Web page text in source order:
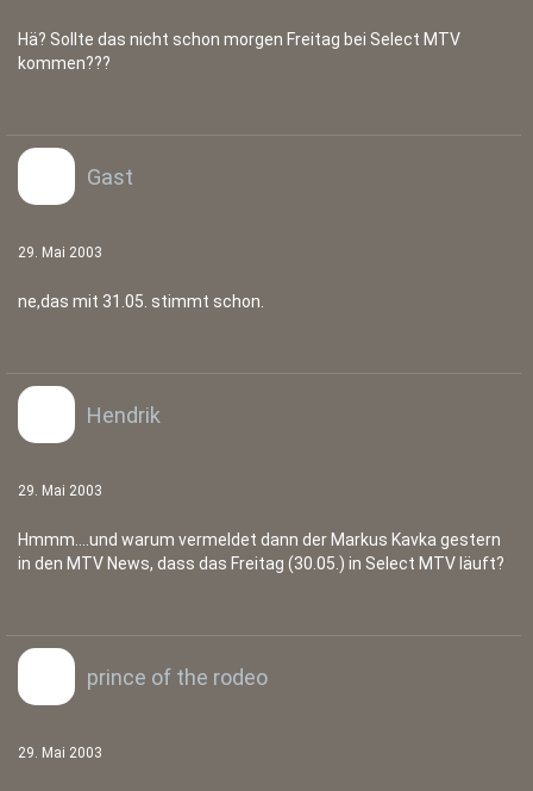
Hä? Sollte das nicht schon morgen Freitag bei Select MTV
kommen???
Gast
29. Mai 2003
ne,das mit 31.05. stimmt schon.
Hendrik
29. Mai 2003
Hmmm....und warum vermeldet dann der Markus Kavka gestern
in den MTV News, dass das Freitag (30.05.) in Select MTV läuft?
prince of the rodeo
29. Mai 2003